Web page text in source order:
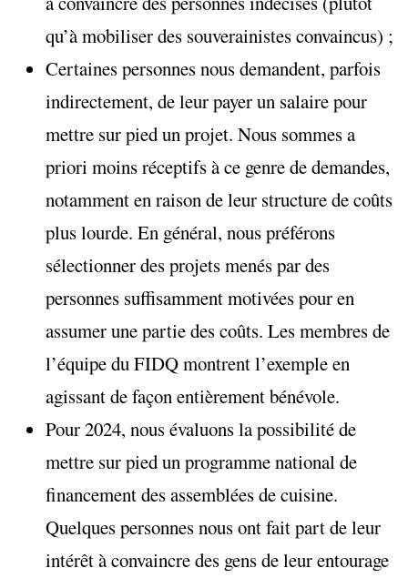
qu’à mobiliser des souverainistes convaincus) ;
Certaines personnes nous demandent, parfois
indirectement, de leur payer un salaire pour
mettre sur pied un projet. Nous sommes a
priori moins réceptifs à ce genre de demandes,
notamment en raison de leur structure de coûts
plus lourde. En général, nous préférons
sélectionner des projets menés par des
personnes suffisamment motivées pour en
assumer une partie des coûts. Les membres de
l’équipe du FIDQ montrent l’exemple en
agissant de façon entièrement bénévole.
Pour 2024, nous évaluons la possibilité de
mettre sur pied un programme national de
financement des assemblées de cuisine.
Quelques personnes nous ont fait part de leur
intérêt à convaincre des gens de leur entourage